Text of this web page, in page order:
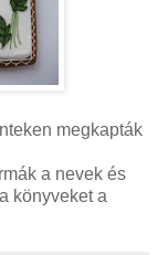
megkapták
a nevek és
könyveket a